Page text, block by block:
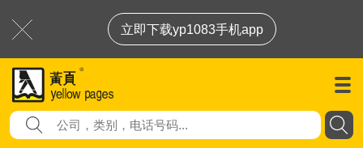
立即下载yp1083手机app